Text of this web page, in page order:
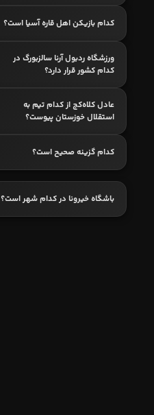
کدام بازیکن اهل قاره آسیا است؟
ورزشگاه ردبول آرنا سالزبورگ در
کدام کشور قرار دارد؟
عادل کلاه‌کج از کدام تیم به
استقلال خوزستان پیوست؟
کدام گزینه صحیح است؟
باشگاه خیرونا در کدام شهر است؟